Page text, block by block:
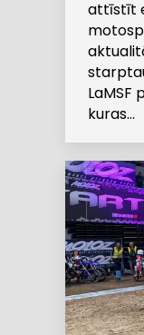
attīstīt
LaMSF
kuras…